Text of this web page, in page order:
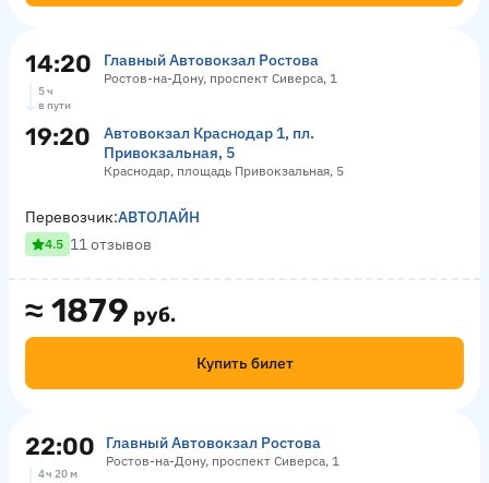
14:20 Главный Автовокзал Ростова
Ростов-на-Дону, проспект Сиверса, 1
5 ч
в пути
19:20
Автовокзал Краснодар 1, пл.
Привокзальная, 5
Краснодар, площадь Привокзальная, 5
≈ 1879 руб.
Купить билет
Перевозчик:АВТОЛАЙН
4.5 11 отзывов
22:00 Главный Автовокзал Ростова
Ростов-на-Дону, проспект Сиверса, 1
4 ч 20 м